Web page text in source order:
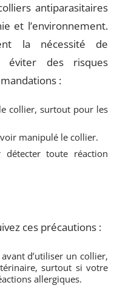
antiparasitaires
et l’environnement.
la nécessité de
éviter des risques
:
collier, surtout pour les
manipulé le collier.
toute réaction
ces précautions :
d’utiliser un collier,
surtout si votre
allergiques.